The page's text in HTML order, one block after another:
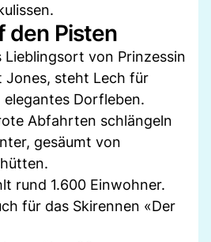
den Pisten
Lieblingsort von Prinzessin
Jones, steht Lech für
Dorfleben.
Abfahrten schlängeln
gesäumt von
rund 1.600 Einwohner.
für das Skirennen «Der